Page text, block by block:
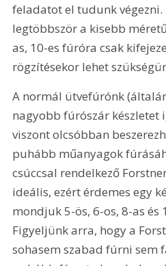
feladatot el tudunk
legtöbbször a kisebb
as, 10-es fúróra csak
rögzítésekor lehet
A normál ütvefúrónk
nagyobb fúrószár készletet
viszont olcsóbban
puhább műanyagok
csúccsal rendelkező
ideális, ezért érdemes egy
mondjuk 5-ös, 6-os, 8-as és
Figyeljünk arra, hogy a
sohasem szabad fúrni sem